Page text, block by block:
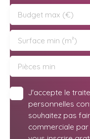
Budget max (€)
Surface min (m²)
Pièces min
J'accepte le
personnelles
souhaitez pas
commerciale